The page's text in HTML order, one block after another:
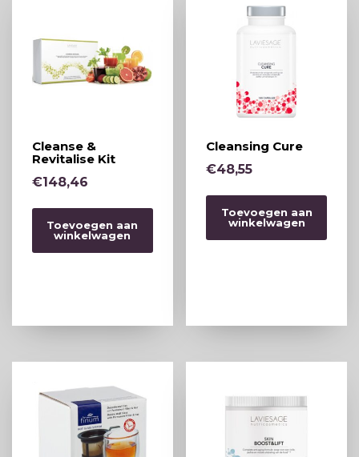
Cleanse &
Revitalise Kit
€148,46
Toevoegen aan
winkelwagen
Cleansing Cure
€48,55
Toevoegen aan
winkelwagen